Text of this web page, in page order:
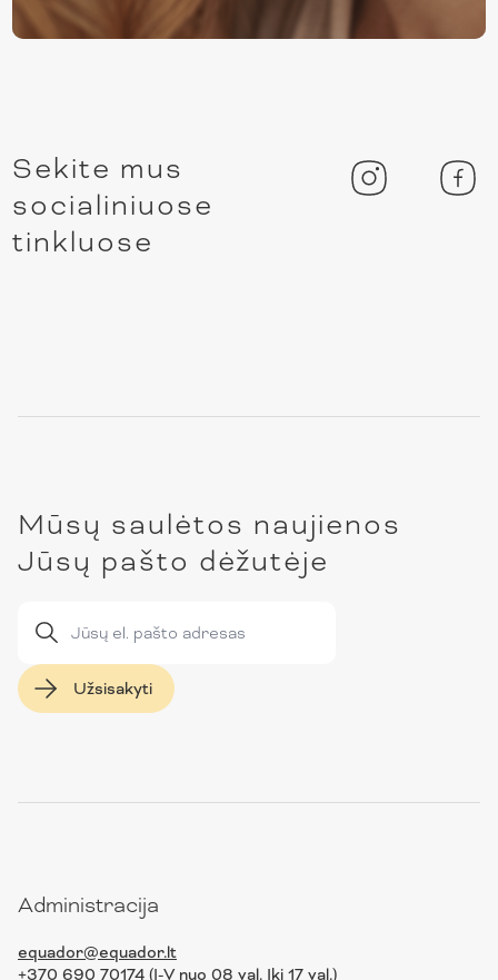
Sekite mus
socialiniuose
tinkluose
Mūsų saulėtos naujienos
Jūsų pašto dėžutėje
Užsisakyti
Administracija
equador@equador.lt
+370 690 70174 (I-V nuo 08 val. Iki 17 val.)